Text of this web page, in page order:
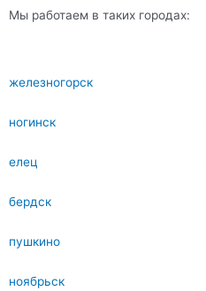
Мы работаем в таких городах:
железногорск
ногинск
елец
бердск
пушкино
ноябрьск